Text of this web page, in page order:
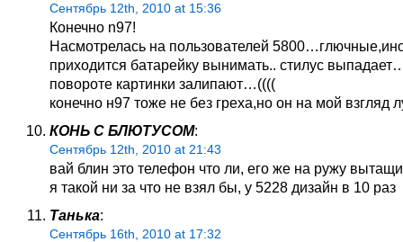
Сентябрь 12th, 2010 at 15:36
Конечно n97!
Насмотрелась на пользователей
приходится батарейку вынимать.. стилус
повороте картинки залипают…((((
конечно н97 тоже не без греха,но он на мой взгляд
КОНЬ С БЛЮТУСОМ:
Сентябрь 12th, 2010 at 21:43
вай блин это телефон что ли, его же на ружу
я такой ни за что не взял бы, у 5228 дизайн в 10 раз
Танька:
Сентябрь 16th, 2010 at 17:32